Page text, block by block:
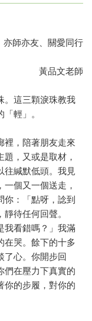
亦師亦友、關愛同行
黃品文老師
。這三顆淚珠教我
輕」。
裡，陪著朋友走來
，又或是取材，
往緘默低頭。我見
個又一個送走，
：「點呀，諗到
待任何回聲。
我看錯嗎？」我滿
在哭。餘下的十多
了心。你開步回
們在壓力下真實的
你的步履，對你的